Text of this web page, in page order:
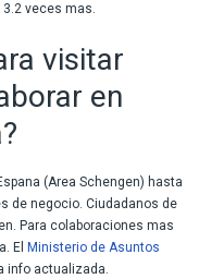
veces mas.
visitar
en
(Area Schengen) hasta
de negocio. Ciudadanos de
Para colaboraciones mas
El Ministerio de Asuntos
info actualizada.